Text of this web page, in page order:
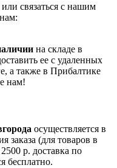
связаться с нашим
на складе в
ее с удаленных
а также в Прибалтике
нам!
осуществляется в
заказа (для товаров в
р. доставка по
бесплатно.